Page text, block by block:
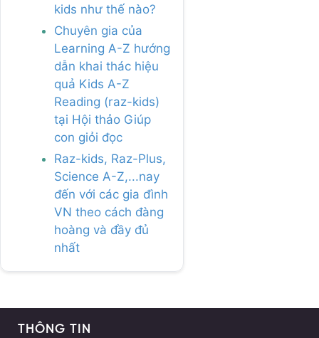
kids như thế nào?
Chuyên gia của
Learning A-Z hướng
dẫn khai thác hiệu
quả Kids A-Z
Reading (raz-kids)
tại Hội thảo Giúp
con giỏi đọc
Raz-kids, Raz-Plus,
Science A-Z,...nay
đến với các gia đình
VN theo cách đàng
hoàng và đầy đủ
nhất
THÔNG TIN